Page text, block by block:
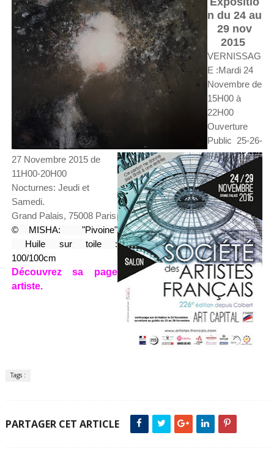
n du 24 au
29 nov
2015
VERNISSAG
E :Mardi 24
Novembre de
15H00 à
22H00
Ouverture
Public 25-26-
27 Novembre 2015 de
11H00-20H00
Nocturnes: Jeudi et
Samedi.
Grand Palais, 75008 Paris
© MISHA: "Pivoine"
Huile sur toile :
100/100cm
Découvrez sa page
artiste.
Tags :
PARTAGER CET ARTICLE